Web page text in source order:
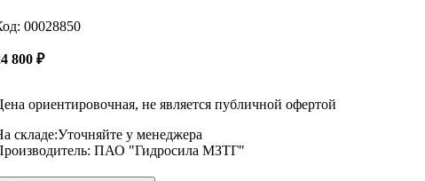
00028850
800₽
ориентировочная, не является публичной офертой
складе:Уточняйте у менеджера
ПАО "Гидросила МЗТГ"